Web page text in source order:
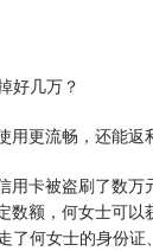
好几万？
更流畅，还能返
用卡被盗刷了数
额，何女士可以
了何女士的身份